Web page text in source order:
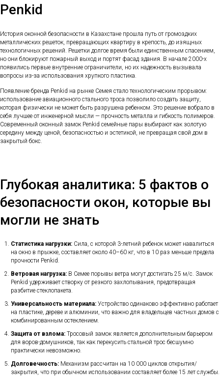
Penkid
История оконной безопасности в Казахстане прошла путь от громоздких
металлических решеток, превращающих квартиру в крепость, до изящных
технологичных решений. Решетки долгое время были единственным спасением,
но они блокируют пожарный выход и портят фасад здания. В начале 2000-х
появились первые внутренние ограничители, но их надежность вызывала
вопросы из-за использования хрупкого пластика.
Появление бренда Penkid на рынке Семея стало технологическим прорывом:
использование авиационного стального троса позволило создать защиту,
которая физически не может быть разрушена ребенком. Это решение вобрало в
себя лучшее от инженерной мысли — прочность металла и гибкость полимеров.
Современный оконный замок Penkid семейные пары выбирают как золотую
середину между ценой, безопасностью и эстетикой, не превращая свой дом в
закрытый бокс.
Глубокая аналитика: 5 фактов о
безопасности окон, которые вы
могли не знать
Статистика нагрузки: Сила, с которой 3-летний ребенок может навалиться
на окно в прыжке, составляет около 40–60 кг, что в 10 раз меньше предела
прочности Penkid.
Ветровая нагрузка: В Семее порывы ветра могут достигать 25 м/с. Замок
Penkid удерживает створку от резкого захлопывания, предотвращая
разбитие стеклопакета.
Универсальность материала: Устройство одинаково эффективно работает
на пластике, дереве и алюминии, что важно для владельцев частных домов с
комбинированным остеклением.
Защита от взлома: Тросовый замок является дополнительным барьером
для воров-домушников, так как перекусить стальной трос бесшумно
практически невозможно.
Долговечность: Механизм рассчитан на 10 000 циклов открытия/
закрытия, что при обычном использовании составляет более 15 лет службы.